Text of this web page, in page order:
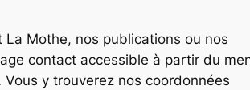
Mothe, nos publications ou nos
contact accessible à partir du
y trouverez nos coordonnées